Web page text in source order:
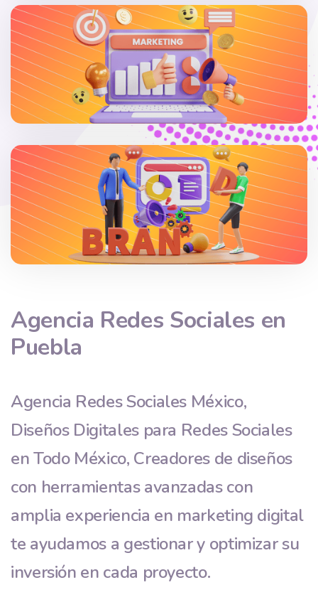
Agencia Redes Sociales en
Puebla
Agencia Redes Sociales México,
Diseños Digitales para Redes Sociales
en Todo México, Creadores de diseños
con herramientas avanzadas con
amplia experiencia en marketing digital
te ayudamos a gestionar y optimizar su
inversión en cada proyecto.